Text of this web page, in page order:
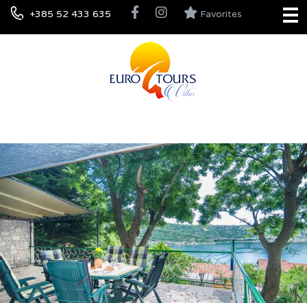
+385 52 433 635 Favorites